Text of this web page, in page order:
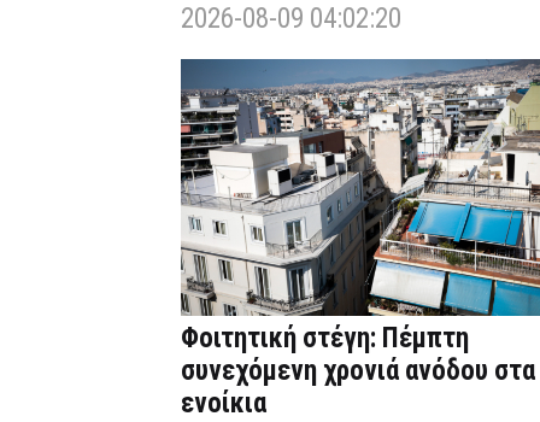
2026-08-09 04:02:20
Φοιτητική στέγη: Πέμπτη
συνεχόμενη χρονιά ανόδου στα
ενοίκια